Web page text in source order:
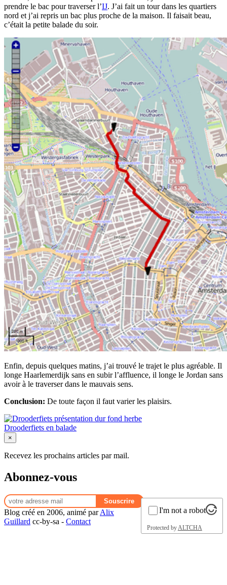
prendre le bac pour traverser l’Ĳ. J’ai fait un tour dans les quartiers
nord et j’ai repris un bac plus proche de la maison. Il faisait beau,
c’était la petite balade du soir.
Enfin, depuis quelques matins, j’ai trouvé le trajet le plus agréable. Il
longe Haarlemerdijk sans en subir l’affluence, il longe le Jordan sans
avoir à le traverser dans le mauvais sens.
Conclusion: De toute façon il faut varier les plaisirs.
Drooderfiets en balade
×
Recevez les prochains articles par mail.
Abonnez-vous
I'm not a robot
Protected byALTCHA
Blog créé en 2006, animé parAlix
Guillard cc-by-sa - Contact